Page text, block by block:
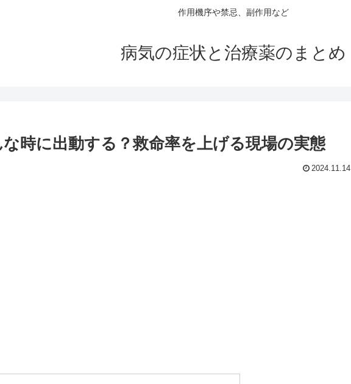
作用機序や禁忌、副作用など
病気の症状と治療薬のまとめ
な時に出動する？救命率を上げる現場の実態
2024.11.14